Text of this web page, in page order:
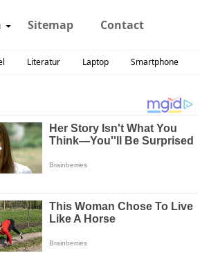
Sitemap Contact
Literatur Laptop Smartphone